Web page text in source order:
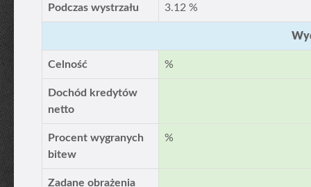
Podczas wystrzału 3.12 %
Celność %
Dochód kredytów
netto
Procent wygranych
bitew
%
Zadane obrażenia